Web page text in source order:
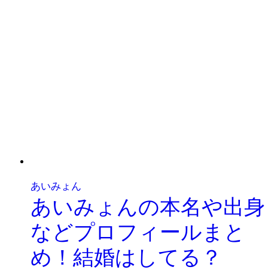
あいみょん
あいみょんの本名や出身
などプロフィールまと
め！結婚はしてる？